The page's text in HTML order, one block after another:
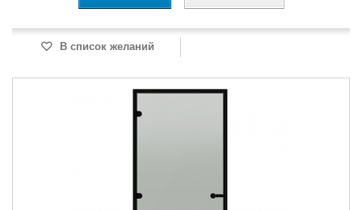
В список желаний